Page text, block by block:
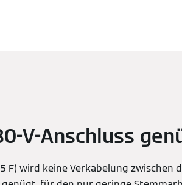
V-Anschluss
F) wird keine Verkabelung zwischen